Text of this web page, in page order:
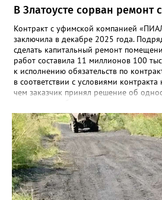
В Златоусте сорван ремонт
Контракт с уфимской компанией
заключила в декабре 2025 года.
сделать капитальный ремонт
работ составила 11 миллионов 100
к исполнению обязательств по
в соответствии с условиями
чем заказчик принял решение об
Челябинском УФАС. Антимонопольная
решение включить ООО «ПИАЛ» в
поставщиков. В чёрном списке
года.